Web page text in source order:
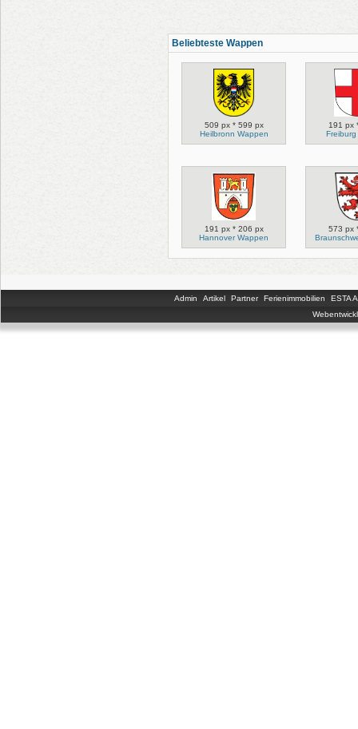
Beliebteste Wappen
509 px * 599 px
Heilbronn Wappen
191 px
191 px * 206 px
Hannover Wappen
573 px
Admin Artikel Partner Ferienimmobilien
ESTA